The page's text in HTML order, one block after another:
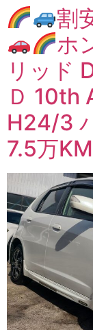
割
ホ
リッド
Ｄ 10th
H24/3
7.5万KM